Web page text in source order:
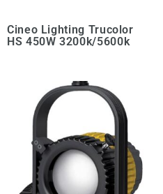
Cineo Lighting Trucolor
HS 450W 3200k/5600k